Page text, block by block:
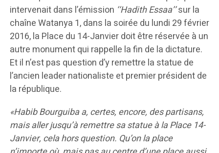
intervenait dans l’émission ‘‘Hadith Essaa’’sur la
chaîne Watanya 1, dans la soirée du lundi 29 février
2016, la Place du 14-Janvier doit être réservée à un
autre monument qui rappelle la fin de la dictature.
Et il n’est pas question d’y remettre la statue de
l’ancien leader nationaliste et premier président de
la république.
«Habib Bourguiba a, certes, encore, des partisans,
mais aller jusqu’à remettre sa statue à la Place 14-
Janvier, cela hors question. Qu’on la place